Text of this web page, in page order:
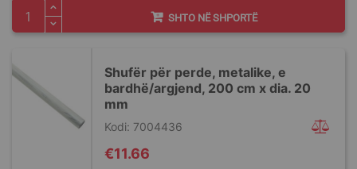
SHTO NË SHPORTË
Shufër për perde, metalike, e
bardhë/argjend, 200 cm x dia. 20
mm
Kodi: 7004436
€11.66